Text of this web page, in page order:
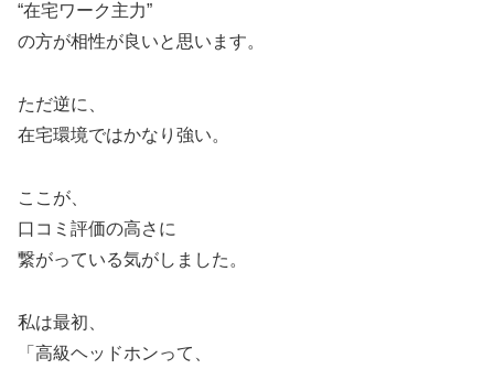
“在宅ワーク主力”
の方が相性が良いと思います。
ただ逆に、
在宅環境ではかなり強い。
ここが、
口コミ評価の高さに
繋がっている気がしました。
私は最初、
「高級ヘッドホンって、